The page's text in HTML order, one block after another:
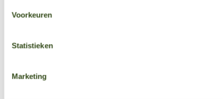
Voorkeuren
Statistieken
Marketing